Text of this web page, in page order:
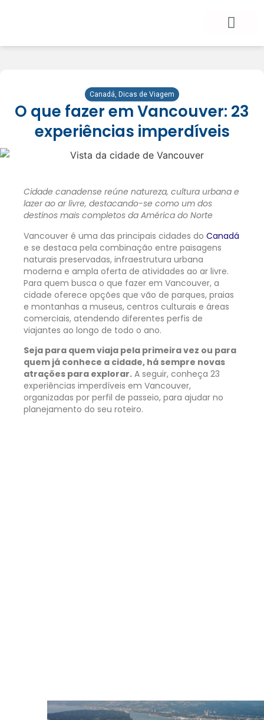
Canadá Dicas de Viagem
O que fazer em Vancouver: 23
experiências imperdíveis
Cidade canadense reúne natureza, cultura urbana e
lazer ao ar livre, destacando-se como um dos
destinos mais completos da América do Norte
Vancouver é uma das principais cidades do Canadá
e se destaca pela combinação entre paisagens
naturais preservadas, infraestrutura urbana
moderna e ampla oferta de atividades ao ar livre.
Para quem busca o que fazer em Vancouver, a
cidade oferece opções que vão de parques, praias
e montanhas a museus, centros culturais e áreas
comerciais, atendendo diferentes perfis de
viajantes ao longo de todo o ano.
Seja para quem viaja pela primeira vez ou para
quem já conhece a cidade, há sempre novas
atrações para explorar. A seguir, conheça 23
experiências imperdíveis em Vancouver,
organizadas por perfil de passeio, para ajudar no
planejamento do seu roteiro.